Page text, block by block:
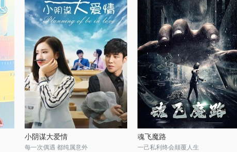
小阴谋大爱情
每一次偶遇 都纯属意外
魂飞魔路
一己私利终会颠覆人生